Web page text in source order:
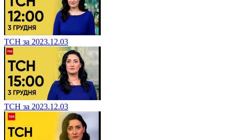
ТСН за 2023.12.03
ТСН за 2023.12.03